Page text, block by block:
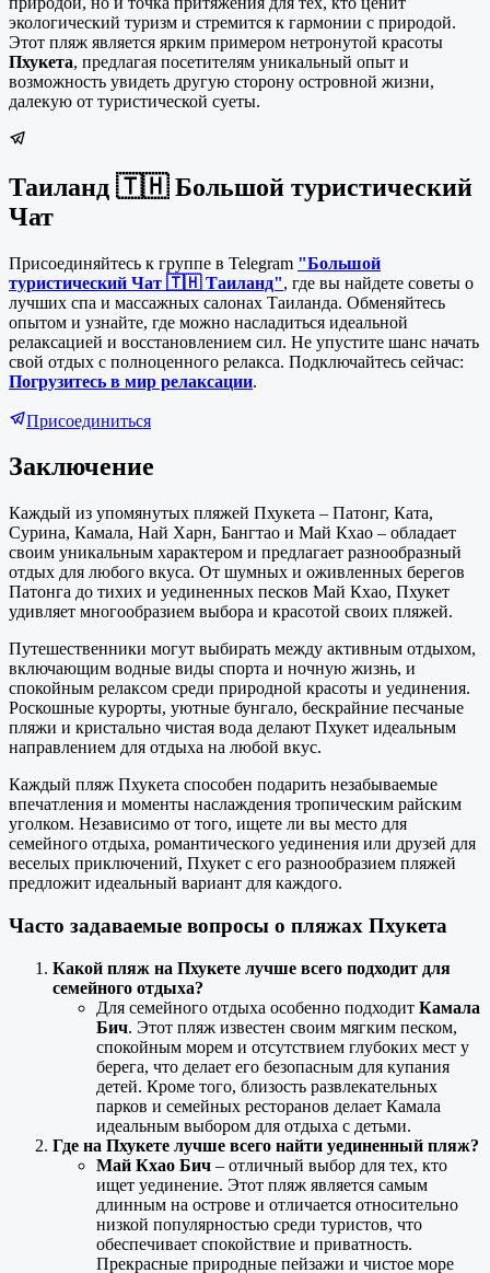
экологический туризм и стремится к гармонии с природой.
Этот пляж является ярким примером нетронутой красоты
Пхукета, предлагая посетителям уникальный опыт и
возможность увидеть другую сторону островной жизни,
далекую от туристической суеты.
Таиланд 🇹🇭 Большой туристический
Чат
Присоединяйтесь к группе в Telegram "Большой
туристический Чат 🇹🇭 Таиланд", где вы найдете советы о
лучших спа и массажных салонах Таиланда. Обменяйтесь
опытом и узнайте, где можно насладиться идеальной
релаксацией и восстановлением сил. Не упустите шанс начать
свой отдых с полноценного релакса. Подключайтесь сейчас:
Погрузитесь в мир релаксации.
Присоединиться
Заключение
Каждый из упомянутых пляжей Пхукета – Патонг, Ката,
Сурина, Камала, Най Харн, Бангтао и Май Кхао – обладает
своим уникальным характером и предлагает разнообразный
отдых для любого вкуса. От шумных и оживленных берегов
Патонга до тихих и уединенных песков Май Кхао, Пхукет
удивляет многообразием выбора и красотой своих пляжей.
Путешественники могут выбирать между активным отдыхом,
включающим водные виды спорта и ночную жизнь, и
спокойным релаксом среди природной красоты и уединения.
Роскошные курорты, уютные бунгало, бескрайние песчаные
пляжи и кристально чистая вода делают Пхукет идеальным
направлением для отдыха на любой вкус.
Каждый пляж Пхукета способен подарить незабываемые
впечатления и моменты наслаждения тропическим райским
уголком. Независимо от того, ищете ли вы место для
семейного отдыха, романтического уединения или друзей для
веселых приключений, Пхукет с его разнообразием пляжей
предложит идеальный вариант для каждого.
Часто задаваемые вопросы о пляжах Пхукета
Какой пляж на Пхукете лучше всего подходит для
семейного отдыха?
Для семейного отдыха особенно подходит Камала
Бич. Этот пляж известен своим мягким песком,
спокойным морем и отсутствием глубоких мест у
берега, что делает его безопасным для купания
детей. Кроме того, близость развлекательных
парков и семейных ресторанов делает Камала
идеальным выбором для отдыха с детьми.
Где на Пхукете лучше всего найти уединенный пляж?
Май Кхао Бич – отличный выбор для тех, кто
ищет уединение. Этот пляж является самым
длинным на острове и отличается относительно
низкой популярностью среди туристов, что
обеспечивает спокойствие и приватность.
Прекрасные природные пейзажи и чистое море